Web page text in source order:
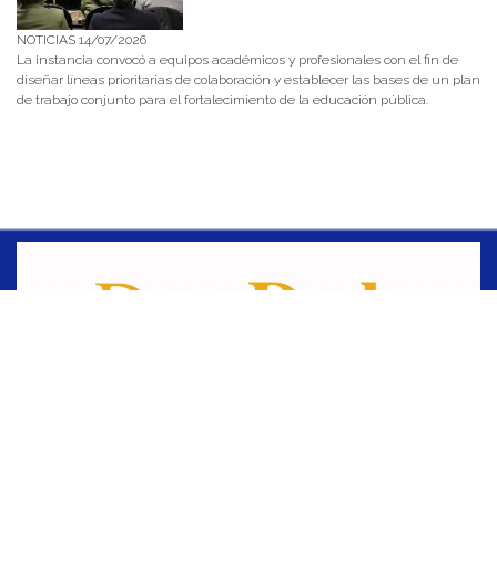
NOTICIAS 14/07/2026
La instancia convocó a equipos académicos y profesionales con el fin de
diseñar líneas prioritarias de colaboración y establecer las bases de un plan
de trabajo conjunto para el fortalecimiento de la educación pública.